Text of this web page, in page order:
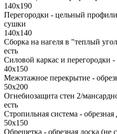
140х190
Перегородки - цельный
сушки
140х140
Сборка на нагеля в "теплый
есть
Силовой каркас и перегородки -
40х150
Межэтажное перекрытие -
50х200
Огнебиозащита стен 2/
есть
Стропильная система - обрезная
50х150
Обрешетка - обрезная доска (не